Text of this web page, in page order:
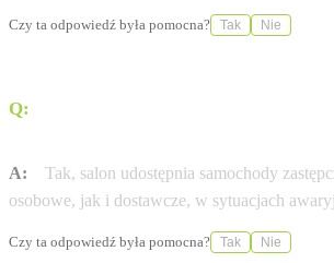
Czy ta odpowiedź była pomocna? Tak Nie
Q:
A:
Tak, salon udostępnia samochody
osobowe, jak i dostawcze, w sytuacjach
Czy ta odpowiedź była pomocna? Tak Nie